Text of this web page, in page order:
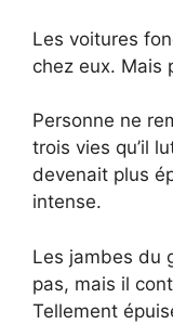
Les voitures
chez eux. Mais
Personne ne
trois vies qu’il
devenait plus
intense.
Les jambes du
pas, mais il
Tellement